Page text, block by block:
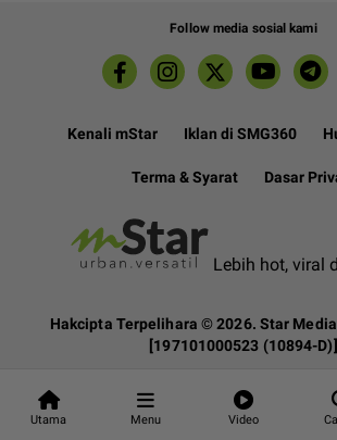
Utama Menu Video
Follow media sosial kami
Kenali mStar Iklan di SMG360
Terma & Syarat Dasar
Lebih hot, viral
Hakcipta Terpelihara ©2026. Star
[197101000523 (10894-D)]